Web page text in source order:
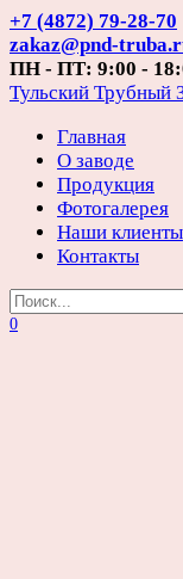
Перейти
к
содержанию
+7 (4872) 79-28-70
zakaz@pnd-
ПН - ПТ: 9:00 -
Тульский Трубный
Главная
О заводе
Продукция
Фотогалерея
Наши клиенты
Контакты
Search
for:
0